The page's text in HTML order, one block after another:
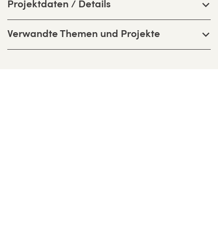
Projektdaten / Details
Verwandte Themen und Projekte